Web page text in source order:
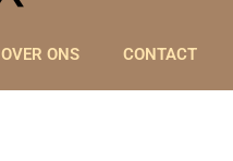
OVER ONS CONTACT